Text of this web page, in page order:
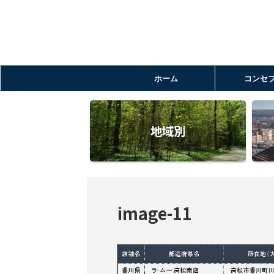
ホーム コンセ
地域別
image-11